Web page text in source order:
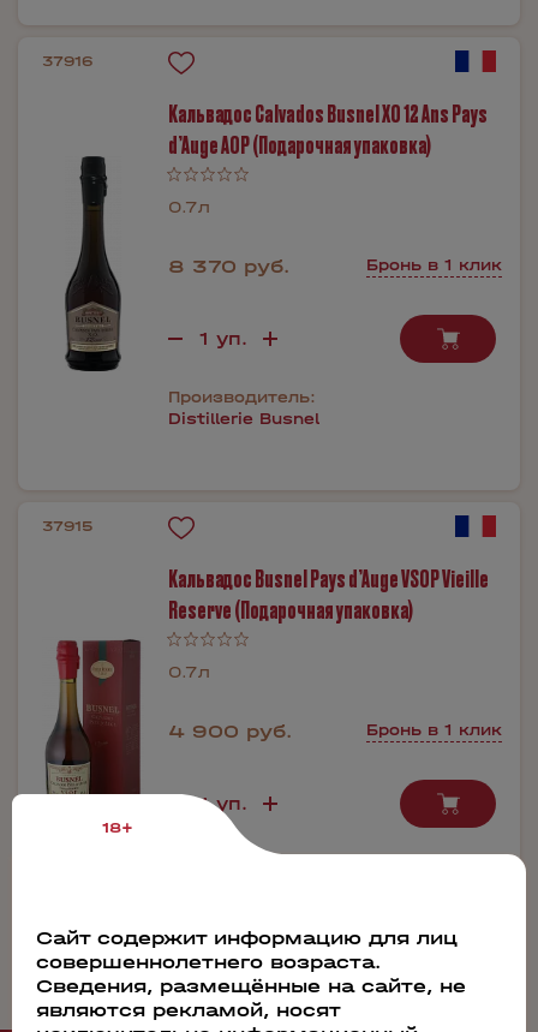
37916
Кальвадос Calvados Busnel XO 12 Ans Pays
d’Auge AOP (Подарочная упаковка)
0.7л
8 370 руб. Бронь в 1 клик
Производитель:
Distillerie Busnel
37915
Кальвадос Busnel Pays d’Auge VSOP Vieille
Reserve (Подарочная упаковка)
0.7л
4 900 руб. Бронь в 1 клик
18+
Сайт содержит информацию для лиц
совершеннолетнего возраста.
Сведения, размещённые на сайте, не
являются рекламой, носят